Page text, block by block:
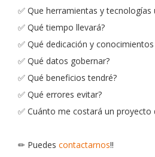
✅ Que herramientas y tecnologías
✅ Qué tiempo llevará?
✅ Qué dedicación y
✅ Qué datos gobernar?
✅ Qué beneficios tendré?
✅ Qué errores evitar?
✅ Cuánto me costará un proyecto
✏ Puedes contactarnos!!